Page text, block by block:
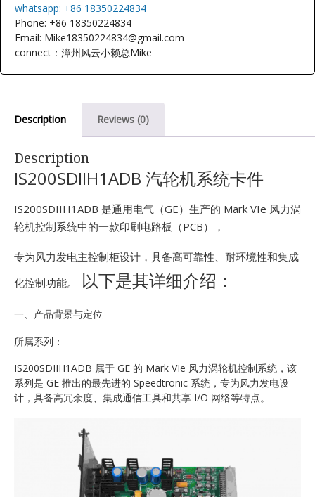
whatsapp: +86 18350224834
Phone: +86 18350224834
Email: Mike18350224834@gmail.com
connect：漳州风云小赖总Mike
Description Reviews (0)
Description
IS200SDIIH1ADB 汽轮机系统卡件
IS200SDIIH1ADB 是通用电气（GE）生产的 Mark VIe 风力涡
轮机控制系统中的一款印刷电路板（PCB），
专为风力发电主控制柜设计，具备高可靠性、耐环境性和集成
化控制功能。
以下是其详细介绍：
一、产品背景与定位
所属系列：
IS200SDIIH1ADB 属于 GE 的 Mark VIe 风力涡轮机控制系统，该
系列是 GE 推出的最先进的 Speedtronic 系统，专为风力发电设
计，具备高冗余度、集成通信工具和共享 I/O 网络等特点。